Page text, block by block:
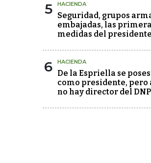
5 HACIENDA
Seguridad, grupos
embajadas, las
medidas del presidente
6 HACIENDA
De la Espriella se
como presidente, pero
no hay director del DNP